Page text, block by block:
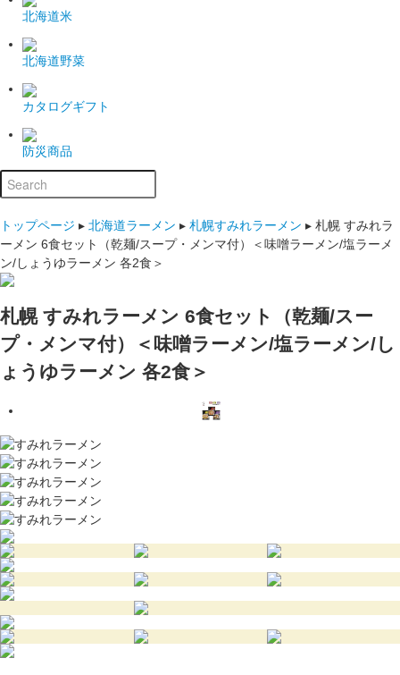
北海道米
北海道野菜
カタログギフト
防災商品
トップページ ▸ 北海道ラーメン ▸ 札幌すみれラーメン ▸ 札幌 すみれラ
ーメン 6食セット（乾麺/スープ・メンマ付）＜味噌ラーメン/塩ラーメ
ン/しょうゆラーメン 各2食＞
札幌 すみれラーメン 6食セット（乾麺/スー
プ・メンマ付）＜味噌ラーメン/塩ラーメン/し
ょうゆラーメン 各2食＞